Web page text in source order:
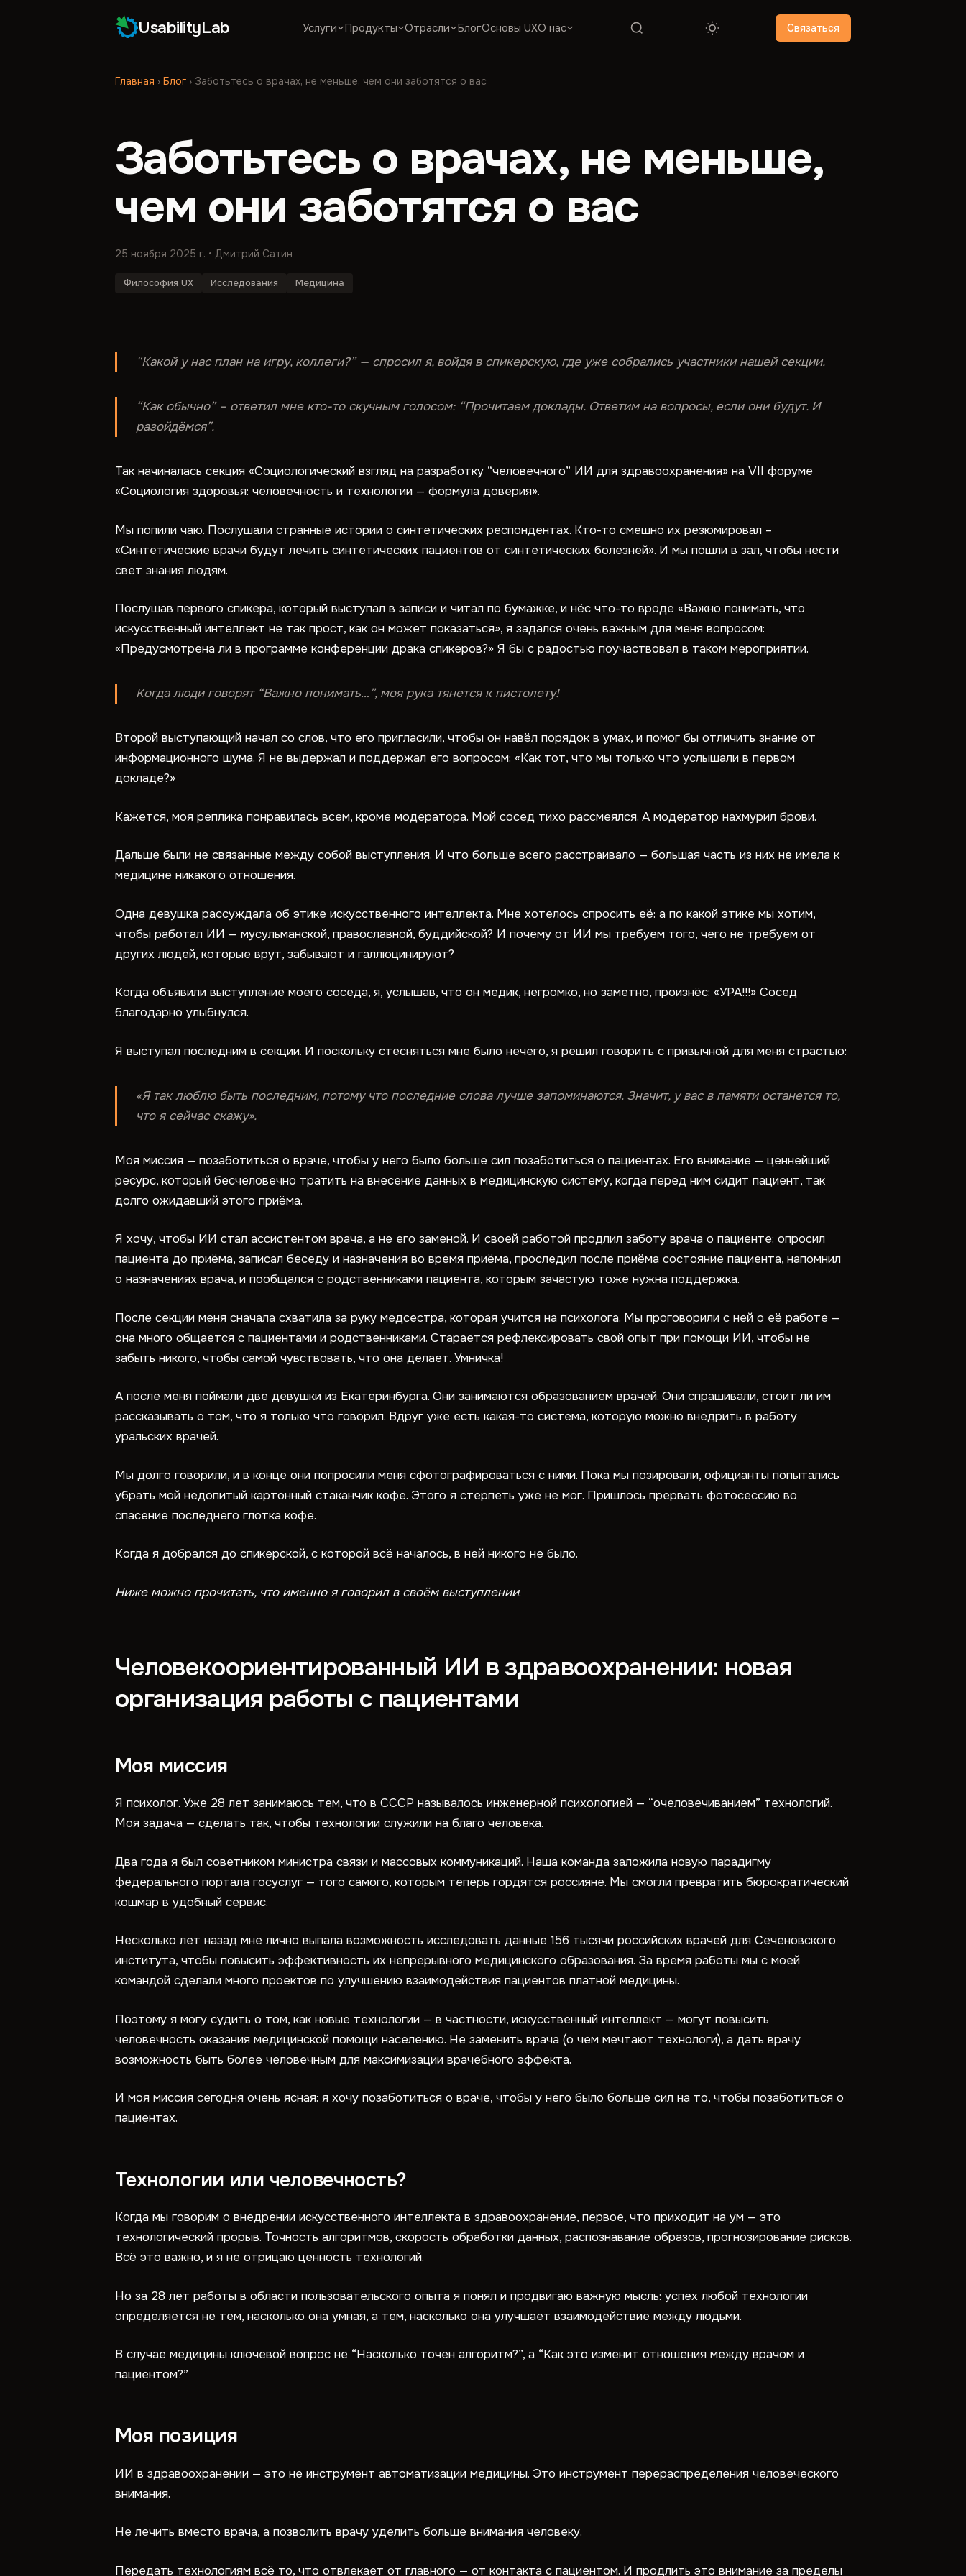
UsabilityLab Услуги Продукты Отрасли БлогОсновы UXО нас Связаться
Главная › Блог › Заботьтесь о врачах, не меньше, чем они заботятся о вас
Заботьтесь о врачах, не меньше,
чем они заботятся о вас
25 ноября 2025 г. • Дмитрий Сатин
Философия UX Исследования Медицина
“Какой у нас план на игру, коллеги?” — спросил я, войдя в спикерскую, где уже собрались участники нашей секции.
“Как обычно” – ответил мне кто-то скучным голосом: “Прочитаем доклады. Ответим на вопросы, если они будут. И
разойдёмся”.
Так начиналась секция «Социологический взгляд на разработку “человечного” ИИ для здравоохранения» на VII форуме
«Социология здоровья: человечность и технологии — формула доверия».
Мы попили чаю. Послушали странные истории о синтетических респондентах. Кто-то смешно их резюмировал –
«Синтетические врачи будут лечить синтетических пациентов от синтетических болезней». И мы пошли в зал, чтобы нести
свет знания людям.
Послушав первого спикера, который выступал в записи и читал по бумажке, и нёс что-то вроде «Важно понимать, что
искусственный интеллект не так прост, как он может показаться», я задался очень важным для меня вопросом:
«Предусмотрена ли в программе конференции драка спикеров?» Я бы с радостью поучаствовал в таком мероприятии.
Когда люди говорят “Важно понимать…”, моя рука тянется к пистолету!
Второй выступающий начал со слов, что его пригласили, чтобы он навёл порядок в умах, и помог бы отличить знание от
информационного шума. Я не выдержал и поддержал его вопросом: «Как тот, что мы только что услышали в первом
докладе?»
Кажется, моя реплика понравилась всем, кроме модератора. Мой сосед тихо рассмеялся. А модератор нахмурил брови.
Дальше были не связанные между собой выступления. И что больше всего расстраивало — большая часть из них не имела к
медицине никакого отношения.
Одна девушка рассуждала об этике искусственного интеллекта. Мне хотелось спросить её: а по какой этике мы хотим,
чтобы работал ИИ — мусульманской, православной, буддийской? И почему от ИИ мы требуем того, чего не требуем от
других людей, которые врут, забывают и галлюцинируют?
Когда объявили выступление моего соседа, я, услышав, что он медик, негромко, но заметно, произнёс: «УРА!!!» Сосед
благодарно улыбнулся.
Я выступал последним в секции. И поскольку стесняться мне было нечего, я решил говорить с привычной для меня страстью:
«Я так люблю быть последним, потому что последние слова лучше запоминаются. Значит, у вас в памяти останется то,
что я сейчас скажу».
Моя миссия — позаботиться о враче, чтобы у него было больше сил позаботиться о пациентах. Его внимание — ценнейший
ресурс, который бесчеловечно тратить на внесение данных в медицинскую систему, когда перед ним сидит пациент, так
долго ожидавший этого приёма.
Я хочу, чтобы ИИ стал ассистентом врача, а не его заменой. И своей работой продлил заботу врача о пациенте: опросил
пациента до приёма, записал беседу и назначения во время приёма, проследил после приёма состояние пациента, напомнил
о назначениях врача, и пообщался с родственниками пациента, которым зачастую тоже нужна поддержка.
После секции меня сначала схватила за руку медсестра, которая учится на психолога. Мы проговорили с ней о её работе —
она много общается с пациентами и родственниками. Старается рефлексировать свой опыт при помощи ИИ, чтобы не
забыть никого, чтобы самой чувствовать, что она делает. Умничка!
А после меня поймали две девушки из Екатеринбурга. Они занимаются образованием врачей. Они спрашивали, стоит ли им
рассказывать о том, что я только что говорил. Вдруг уже есть какая-то система, которую можно внедрить в работу
уральских врачей.
Мы долго говорили, и в конце они попросили меня сфотографироваться с ними. Пока мы позировали, официанты попытались
убрать мой недопитый картонный стаканчик кофе. Этого я стерпеть уже не мог. Пришлось прервать фотосессию во
спасение последнего глотка кофе.
Когда я добрался до спикерской, с которой всё началось, в ней никого не было.
Ниже можно прочитать, что именно я говорил в своём выступлении.
Человекоориентированный ИИ в здравоохранении: новая
организация работы с пациентами
Моя миссия
Я психолог. Уже 28 лет занимаюсь тем, что в СССР называлось инженерной психологией — “очеловечиванием” технологий.
Моя задача — сделать так, чтобы технологии служили на благо человека.
Два года я был советником министра связи и массовых коммуникаций. Наша команда заложила новую парадигму
федерального портала госуслуг — того самого, которым теперь гордятся россияне. Мы смогли превратить бюрократический
кошмар в удобный сервис.
Несколько лет назад мне лично выпала возможность исследовать данные 156 тысячи российских врачей для Сеченовского
института, чтобы повысить эффективность их непрерывного медицинского образования. За время работы мы с моей
командой сделали много проектов по улучшению взаимодействия пациентов платной медицины.
Поэтому я могу судить о том, как новые технологии — в частности, искусственный интеллект — могут повысить
человечность оказания медицинской помощи населению. Не заменить врача (о чем мечтают технологи), а дать врачу
возможность быть более человечным для максимизации врачебного эффекта.
И моя миссия сегодня очень ясная: я хочу позаботиться о враче, чтобы у него было больше сил на то, чтобы позаботиться о
пациентах.
Технологии или человечность?
Когда мы говорим о внедрении искусственного интеллекта в здравоохранение, первое, что приходит на ум — это
технологический прорыв. Точность алгоритмов, скорость обработки данных, распознавание образов, прогнозирование рисков.
Всё это важно, и я не отрицаю ценность технологий.
Но за 28 лет работы в области пользовательского опыта я понял и продвигаю важную мысль: успех любой технологии
определяется не тем, насколько она умная, а тем, насколько она улучшает взаимодействие между людьми.
В случае медицины ключевой вопрос не “Насколько точен алгоритм?”, а “Как это изменит отношения между врачом и
пациентом?”
Моя позиция
ИИ в здравоохранении — это не инструмент автоматизации медицины. Это инструмент перераспределения человеческого
внимания.
Не лечить вместо врача, а позволить врачу уделить больше внимания человеку.
Передать технологиям всё то, что отвлекает от главного — от контакта с пациентом. И продлить это внимание за пределы